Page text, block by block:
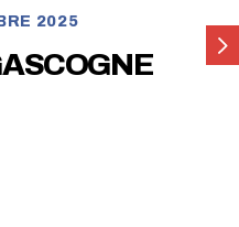
2025